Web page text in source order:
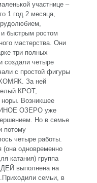
участнице –
1 год 2 месяца,
быстрым ростом
мастерства. Они
три полных
создали четыре
с простой фигуры
За ней
КРОТ,
Возникшее
ОЗЕРО уже
Но в семье
потому
четыре работы.
(она одновременно
катания) группа
выполнена на
семьи, в